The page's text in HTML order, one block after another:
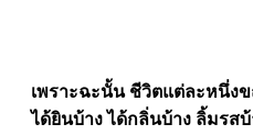
เพราะฉะนั้น ชีวิตแต่ละหนึ่ง
ได้ยินบ้าง ได้กลิ่นบ้าง ลิ้มรส